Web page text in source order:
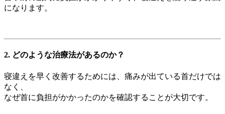
になります。
2. どのような治療法があるのか？
寝違えを早く改善するためには、痛みが出ている首だけでは
なく、
なぜ首に負担がかかったのかを確認することが大切です。